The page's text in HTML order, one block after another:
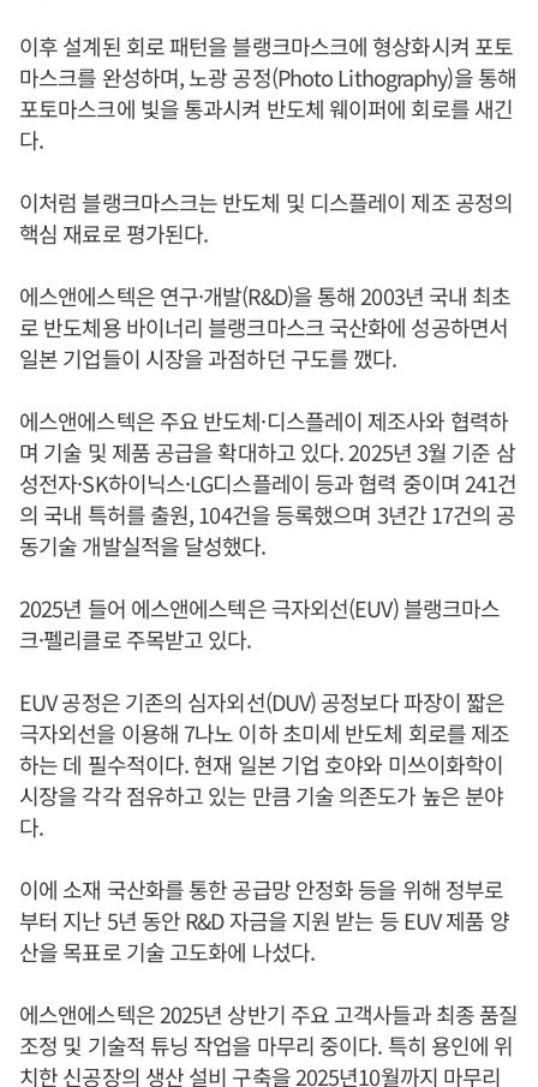
이후 설계된 회로 패턴을 블랭크마스크에 형상화시켜 포토
마스크를 완성하며, 노광 공정(Photo Lithography)을 통해
포토마스크에 빛을 통과시켜 반도체 웨이퍼에 회로를 새긴
다.
이처럼 블랭크마스크는 반도체 및 디스플레이 제조 공정의
핵심 재료로 평가된다.
에스앤에스텍은 연구·개발(R&D)을 통해 2003년 국내 최초
로 반도체용 바이너리 블랭크마스크 국산화에 성공하면서
일본 기업들이 시장을 과점하던 구도를 깼다.
에스앤에스텍은 주요 반도체·디스플레이 제조사와 협력하
며 기술 및 제품 공급을 확대하고 있다. 2025년 3월 기준 삼
성전자·SK하이닉스·LG디스플레이 등과 협력 중이며 241건
의 국내 특허를 출원, 104건을 등록했으며 3년간 17건의 공
동기술 개발실적을 달성했다.
2025년 들어 에스앤에스텍은 극자외선(EUV) 블랭크마스
크·펠리클로 주목받고 있다.
EUV 공정은 기존의 심자외선(DUV) 공정보다 파장이 짧은
극자외선을 이용해 7나노 이하 초미세 반도체 회로를 제조
하는 데 필수적이다. 현재 일본 기업 호야와 미쓰이화학이
시장을 각각 점유하고 있는 만큼 기술 의존도가 높은 분야
다.
이에 소재 국산화를 통한 공급망 안정화 등을 위해 정부로
부터 지난 5년 동안 R&D 자금을 지원 받는 등 EUV 제품 양
산을 목표로 기술 고도화에 나섰다.
에스앤에스텍은 2025년 상반기 주요 고객사들과 최종 품질
조정 및 기술적 튜닝 작업을 마무리 중이다. 특히 용인에 위
치한 신공장의 생산 설비 구축을 2025년10월까지 마무리